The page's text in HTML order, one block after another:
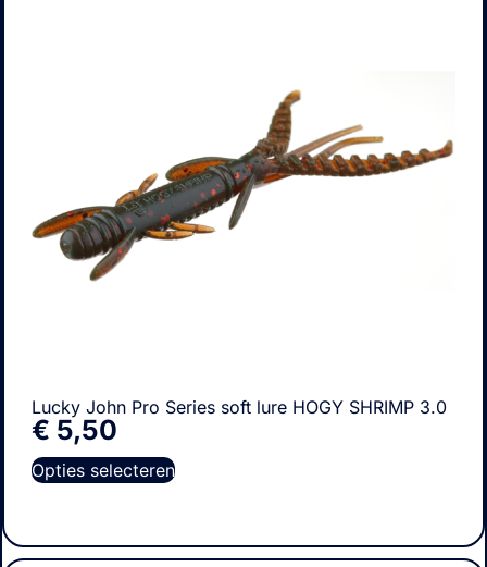
Lucky John Pro Series soft lure HOGY SHRIMP 3.0
€ 5,50
Opties selecteren